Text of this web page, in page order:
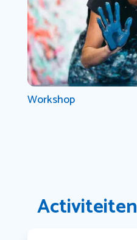
Workshop
Activiteiten